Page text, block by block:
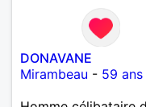
DONAVANE
Mirambeau - 59 ans